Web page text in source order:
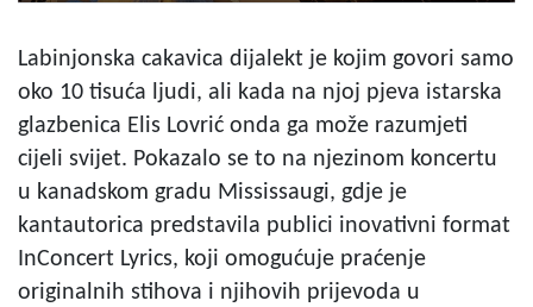
Labinjonska cakavica dijalekt je kojim govori samo
oko 10 tisuća ljudi, ali kada na njoj pjeva istarska
glazbenica Elis Lovrić onda ga može razumjeti
cijeli svijet. Pokazalo se to na njezinom koncertu
u kanadskom gradu Mississaugi, gdje je
kantautorica predstavila publici inovativni format
InConcert Lyrics, koji omogućuje praćenje
originalnih stihova i njihovih prijevoda u